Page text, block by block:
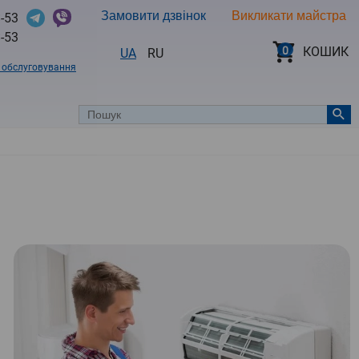
53
53
обслуговування
Замовити дзвінок Викликати майстра
UA RU 0 КОШИК